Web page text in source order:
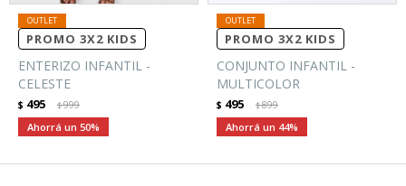
PROMO 3X2 KIDS
ENTERIZO INFANTIL -
CELESTE
$ 495 $999
50
PROMO 3X2 KIDS
CONJUNTO INFANTIL -
MULTICOLOR
$ 495 $899
44